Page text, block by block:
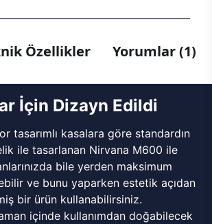
Özellikler Yorumlar (1)
İçin Dizayn Edildi
tasarımlı kasalara göre standardın
ile tasarlanan Nirvana M600 ile
bile yerden maksimum
ve bunu yaparken estetik açıdan
bir ürün kullanabilirsiniz.
içinde kullanımdan doğabilecek